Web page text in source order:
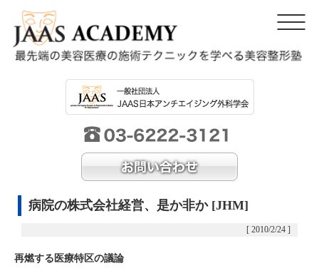
病院の株式会社経営、是か非か [JHM]
[ 2010/2/24 ]
再燃する医療特区の議論